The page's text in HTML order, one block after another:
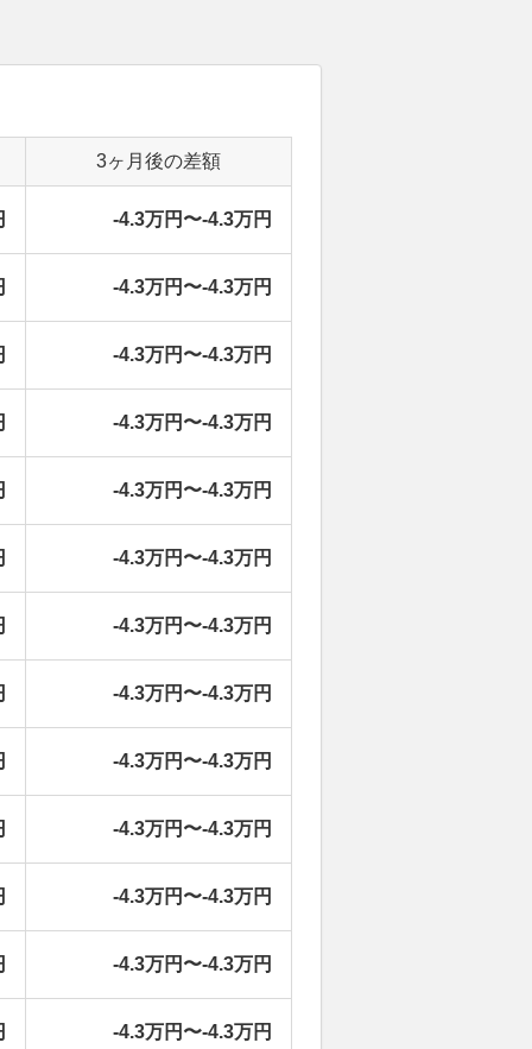
3ヶ月後の差額
-4.3万円〜-4.3万円
-4.3万円〜-4.3万円
-4.3万円〜-4.3万円
-4.3万円〜-4.3万円
-4.3万円〜-4.3万円
-4.3万円〜-4.3万円
-4.3万円〜-4.3万円
-4.3万円〜-4.3万円
-4.3万円〜-4.3万円
-4.3万円〜-4.3万円
-4.3万円〜-4.3万円
-4.3万円〜-4.3万円
-4.3万円〜-4.3万円